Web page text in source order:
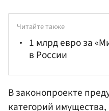
Читайте также
1 млрд евро за
в России
В законопроекте
категорий